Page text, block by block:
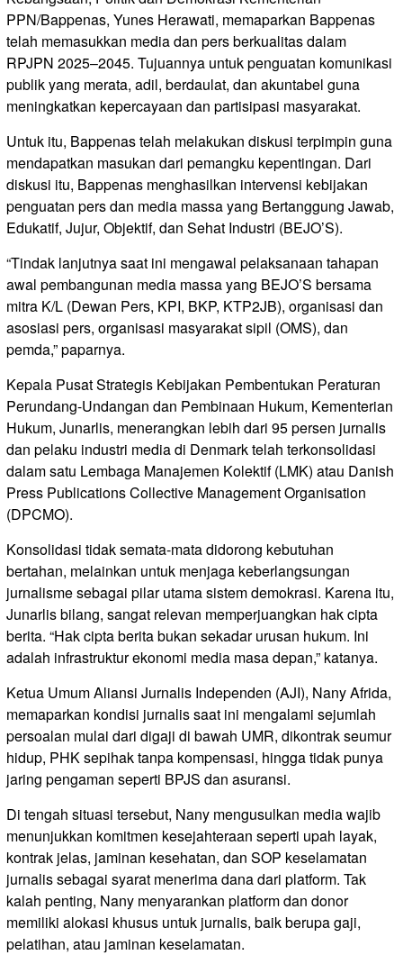
PPN/Bappenas, Yunes Herawati, memaparkan Bappenas
telah memasukkan media dan pers berkualitas dalam
RPJPN 2025–2045. Tujuannya untuk penguatan komunikasi
publik yang merata, adil, berdaulat, dan akuntabel guna
meningkatkan kepercayaan dan partisipasi masyarakat.
Untuk itu, Bappenas telah melakukan diskusi terpimpin guna
mendapatkan masukan dari pemangku kepentingan. Dari
diskusi itu, Bappenas menghasilkan intervensi kebijakan
penguatan pers dan media massa yang Bertanggung Jawab,
Edukatif, Jujur, Objektif, dan Sehat Industri (BEJO’S).
“Tindak lanjutnya saat ini mengawal pelaksanaan tahapan
awal pembangunan media massa yang BEJO’S bersama
mitra K/L (Dewan Pers, KPI, BKP, KTP2JB), organisasi dan
asosiasi pers, organisasi masyarakat sipil (OMS), dan
pemda,” paparnya.
Kepala Pusat Strategis Kebijakan Pembentukan Peraturan
Perundang-Undangan dan Pembinaan Hukum, Kementerian
Hukum, Junarlis, menerangkan lebih dari 95 persen jurnalis
dan pelaku industri media di Denmark telah terkonsolidasi
dalam satu Lembaga Manajemen Kolektif (LMK) atau Danish
Press Publications Collective Management Organisation
(DPCMO).
Konsolidasi tidak semata-mata didorong kebutuhan
bertahan, melainkan untuk menjaga keberlangsungan
jurnalisme sebagai pilar utama sistem demokrasi. Karena itu,
Junarlis bilang, sangat relevan memperjuangkan hak cipta
berita. “Hak cipta berita bukan sekadar urusan hukum. Ini
adalah infrastruktur ekonomi media masa depan,” katanya.
Ketua Umum Aliansi Jurnalis Independen (AJI), Nany Afrida,
memaparkan kondisi jurnalis saat ini mengalami sejumlah
persoalan mulai dari digaji di bawah UMR, dikontrak seumur
hidup, PHK sepihak tanpa kompensasi, hingga tidak punya
jaring pengaman seperti BPJS dan asuransi.
Di tengah situasi tersebut, Nany mengusulkan media wajib
menunjukkan komitmen kesejahteraan seperti upah layak,
kontrak jelas, jaminan kesehatan, dan SOP keselamatan
jurnalis sebagai syarat menerima dana dari platform. Tak
kalah penting, Nany menyarankan platform dan donor
memiliki alokasi khusus untuk jurnalis, baik berupa gaji,
pelatihan, atau jaminan keselamatan.